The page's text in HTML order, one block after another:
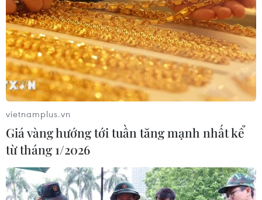
David Kenjah hạnh phúc khi được đại diện cho tiếng nói của
đất nước mình tại Việt Nam. ''Trong suốt thời thơ ấu của mình,
tôi đã được truyền cảm hứng từ 'nét Pháp' trong âm nhạc. Tôi
hy vọng khán giả Việt Nam sẽ cảm động với cách tiếp cận cảm
xúc của chương trình,'' anh nói. (Ảnh: PV/Vietnam+)
vietnamplus.vn
Giá vàng hướng tới tuần tăng mạnh nhất kể
từ tháng 1/2026